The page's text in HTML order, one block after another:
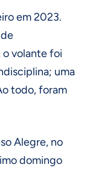
em 2023.
o volante foi
uma
todo, foram
Alegre, no
domingo